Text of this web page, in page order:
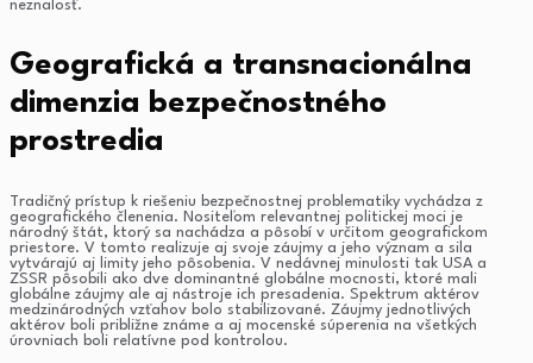
neznalosť.
Geografická a transnacionálna
dimenzia bezpečnostného
prostredia
Tradičný prístup k riešeniu bezpečnostnej problematiky vychádza z
geografického členenia. Nositeľom relevantnej politickej moci je
národný štát, ktorý sa nachádza a pôsobí v určitom geografickom
priestore. V tomto realizuje aj svoje záujmy a jeho význam a sila
vytvárajú aj limity jeho pôsobenia. V nedávnej minulosti tak USA a
ZSSR pôsobili ako dve dominantné globálne mocnosti, ktoré mali
globálne záujmy ale aj nástroje ich presadenia. Spektrum aktérov
medzinárodných vzťahov bolo stabilizované. Záujmy jednotlivých
aktérov boli približne známe a aj mocenské súperenia na všetkých
úrovniach boli relatívne pod kontrolou.